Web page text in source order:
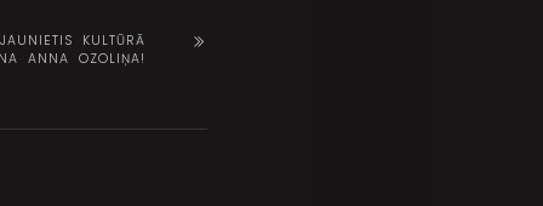
KULTŪRĀ
ANNA OZOLIŅA!